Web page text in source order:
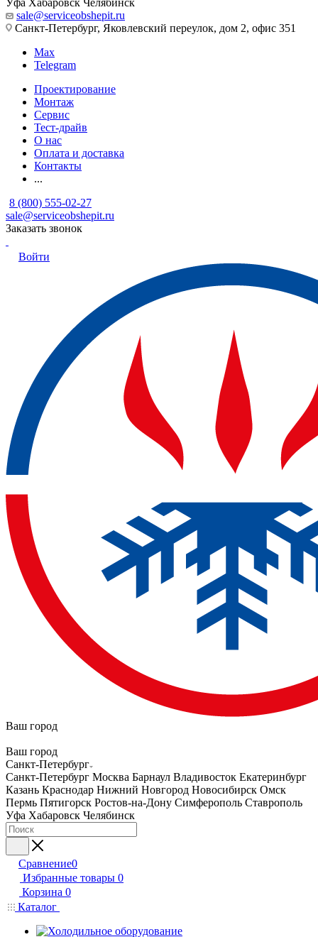
Уфа Хабаровск Челябинск
sale@serviceobshepit.ru
Санкт-Петербург, Яковлевский переулок, дом 2, офис 351
Max
Telegram
Проектирование
Монтаж
Сервис
Тест-драйв
О нас
Оплата и доставка
Контакты
...
8 (800) 555-02-27
sale@serviceobshepit.ru
Заказать звонок
Войти
Ваш город
Ваш город
Санкт-Петербург
Санкт-Петербург Москва Барнаул Владивосток Екатеринбург
Казань Краснодар Нижний Новгород Новосибирск Омск
Пермь Пятигорск Ростов-на-Дону Симферополь Ставрополь
Уфа Хабаровск Челябинск
Сравнение0
Избранные товары 0
Корзина 0
Каталог